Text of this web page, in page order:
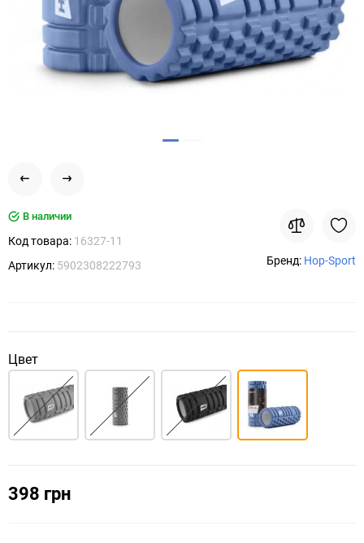
В наличии
Код товара: 16327-11
Артикул: 5902308222793 Бренд: Hop-Sport
Цвет
398 грн